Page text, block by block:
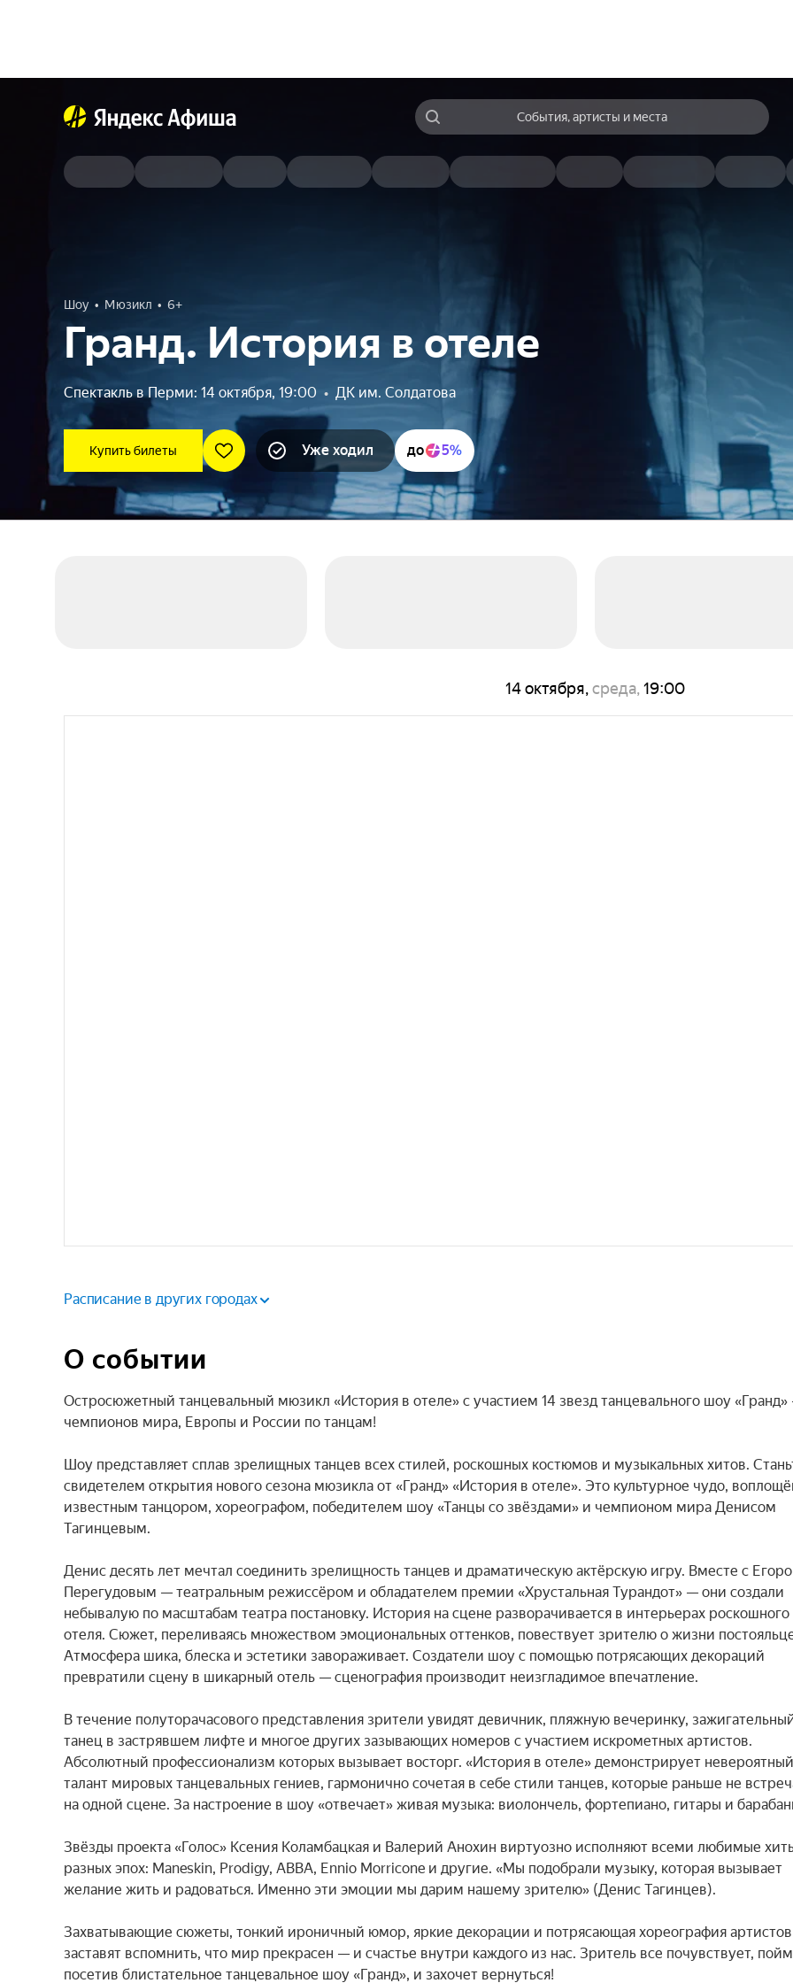
События, артисты и места
Шоу Мюзикл 6+
Гранд. История в отеле
Спектакль в Перми: 14 октября, 19:00 • ДК им. Солдатова
Купить билеты Уже ходил до 5%
14 октября,среда, 19:00
Расписание в других городах
О событии
Остросюжетный танцевальный мюзикл «История в отеле» с участием 14 звезд танцевального шоу
чемпионов мира, Европы и России по танцам!
Шоу представляет сплав зрелищных танцев всех стилей, роскошных костюмов и музыкальных хитов.
свидетелем открытия нового сезона мюзикла от «Гранд» «История в отеле». Это культурное чудо,
известным танцором, хореографом, победителем шоу «Танцы со звёздами» и чемпионом мира Денисом
Тагинцевым.
Денис десять лет мечтал соединить зрелищность танцев и драматическую актёрскую игру. Вместе с
Перегудовым — театральным режиссёром и обладателем премии «Хрустальная Турандот» — они создали
небывалую по масштабам театра постановку. История на сцене разворачивается в интерьерах роскошного
отеля. Сюжет, переливаясь множеством эмоциональных оттенков, повествует зрителю о жизни
Атмосфера шика, блеска и эстетики завораживает. Создатели шоу с помощью потрясающих декораций
превратили сцену в шикарный отель — сценография производит неизгладимое впечатление.
В течение полуторачасового представления зрители увидят девичник, пляжную вечеринку,
танец в застрявшем лифте и многое других зазывающих номеров с участием искрометных артистов.
Абсолютный профессионализм которых вызывает восторг. «История в отеле» демонстрирует невероятный
талант мировых танцевальных гениев, гармонично сочетая в себе стили танцев, которые раньше не
на одной сцене. За настроение в шоу «отвечает» живая музыка: виолончель, фортепиано, гитары и
Звёзды проекта «Голос» Ксения Коламбацкая и Валерий Анохин виртуозно исполняют всеми любимые
разных эпох: Maneskin, Prodigy, ABBA, Ennio Morricone и другие. «Мы подобрали музыку, которая вызывает
желание жить и радоваться. Именно эти эмоции мы дарим нашему зрителю» (Денис Тагинцев).
Захватывающие сюжеты, тонкий ироничный юмор, яркие декорации и потрясающая хореография артистов
заставят вспомнить, что мир прекрасен — и счастье внутри каждого из нас. Зритель все почувствует,
посетив блистательное танцевальное шоу «Гранд», и захочет вернуться!